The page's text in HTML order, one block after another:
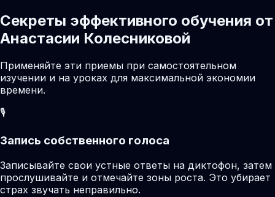
Секреты эффективного обучения от
Анастасии Колесниковой
Применяйте эти приемы при самостоятельном
изучении и на уроках для максимальной экономии
времени.
🎙️
Запись собственного голоса
Записывайте свои устные ответы на диктофон, затем
прослушивайте и отмечайте зоны роста. Это убирает
страх звучать неправильно.